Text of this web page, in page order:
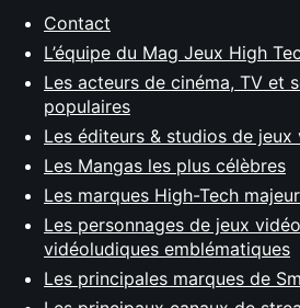
Contact
L’équipe du Mag Jeux High
Les acteurs de cinéma, TV et
populaires
Les éditeurs & studios de jeux
Les Mangas les plus célèbres
Les marques High-Tech
Les personnages de jeux
vidéoludiques emblématiques
Les principales marques de